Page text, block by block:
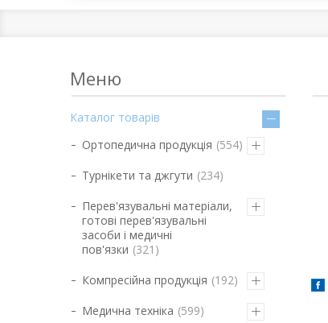
Каталог товарів
Ортопедична продукція 554
Турнікети та джгути 234
Перев'язувальні матеріали,
готові перев'язувальні
засоби і медичні
пов'язки 321
Компресійна продукція 192
Медична техніка 599